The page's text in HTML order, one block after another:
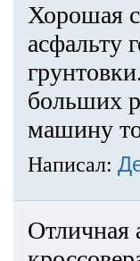
Хорошая
асфальту
больших
машину
Написал:
Отличная